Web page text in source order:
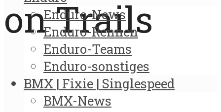
on Trails
Enduro-News
Enduro-Rennen
Enduro-Teams
Enduro-sonstiges
BMX | Fixie | Singlespeed
BMX-News